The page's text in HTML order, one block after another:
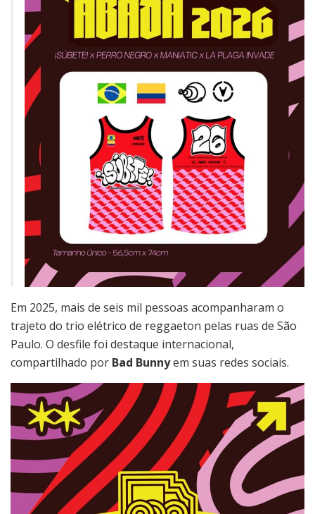
Em 2025, mais de seis mil pessoas acompanharam o
trajeto do trio elétrico de reggaeton pelas ruas de São
Paulo. O desfile foi destaque internacional,
compartilhado por Bad Bunnyem suas redes sociais.